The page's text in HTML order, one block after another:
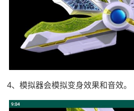
4、模拟器会模拟变身效果和音效。